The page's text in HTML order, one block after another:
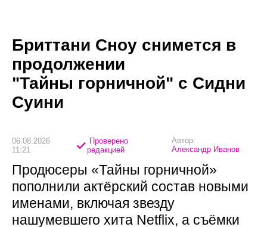
Бриттани Сноу снимется в
продолжении
"Тайны горничной" с Сидни
Суини
06.08.2026
11:21
Проверено
редакцией
Автор:
Александр Иванов
Продюсеры «Тайны горничной»
пополнили актёрский состав новыми
именами, включая звезду
нашумевшего хита Netflix, а съёмки